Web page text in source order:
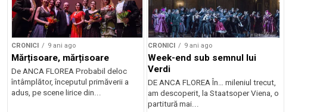
CRONICI 9 ani ago
Mărțisoare, mărțisoare
De ANCA FLOREA Probabil deloc
întâmplător, începutul primăverii a
adus, pe scene lirice din...
CRONICI 9 ani ago
Week-end sub semnul lui
Verdi
DE ANCA FLOREA În… mileniul trecut,
am descoperit, la Staatsoper Viena, o
partitură mai...